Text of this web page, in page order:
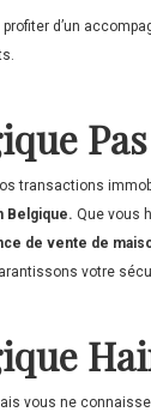
profiter d’un
transactions
Belgique. Que vous
de vente de
votre
vous ne